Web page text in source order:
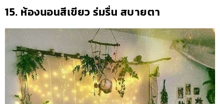
15. ห้องนอนสีเขียว ร่มรื่น สบายตา